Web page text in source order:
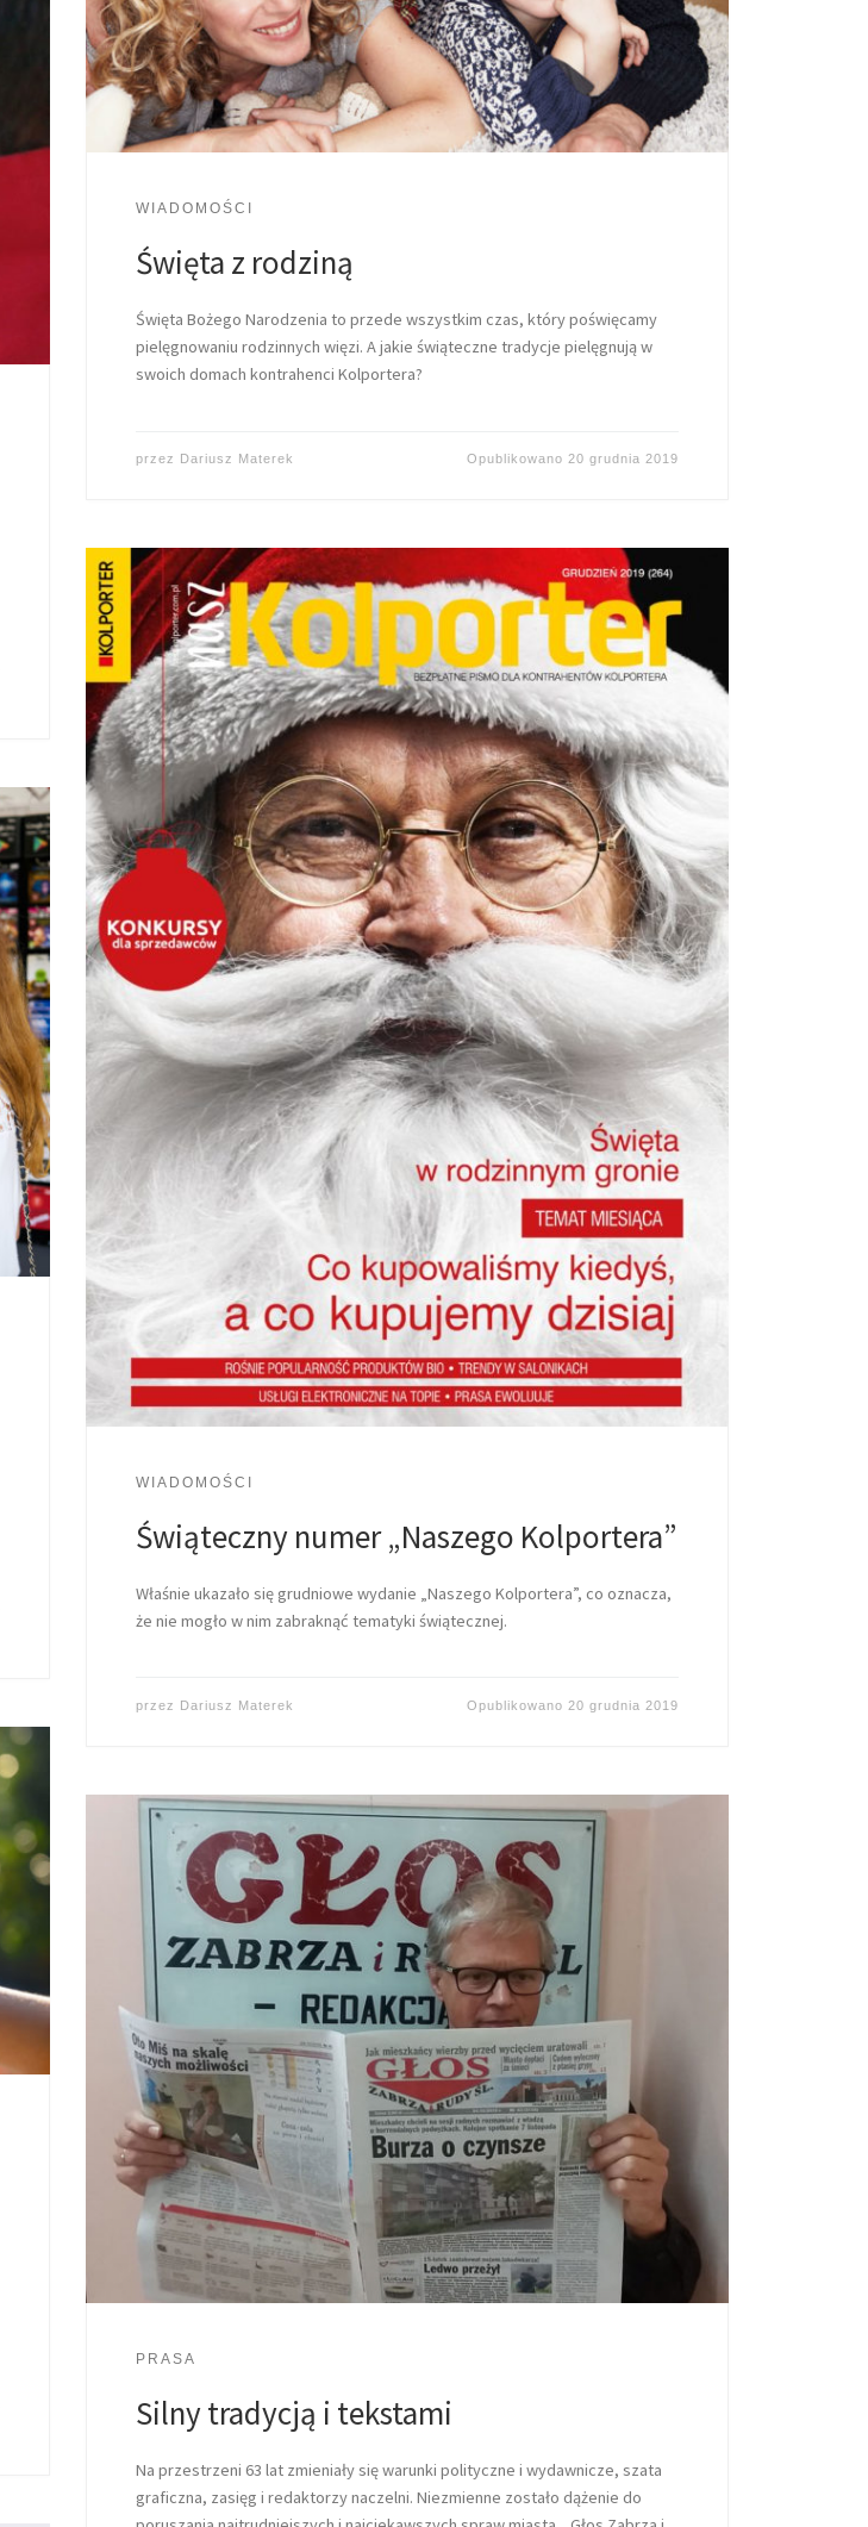
WIADOMOŚCI
Święta z rodziną
Święta Bożego Narodzenia to przede wszystkim czas, który poświęcamy
pielęgnowaniu rodzinnych więzi. A jakie świąteczne tradycje pielęgnują w
swoich domach kontrahenci Kolportera?
przez Dariusz Materek Opublikowano 20 grudnia 2019
WIADOMOŚCI
Świąteczny numer „Naszego Kolportera”
Właśnie ukazało się grudniowe wydanie „Naszego Kolportera”, co oznacza,
że nie mogło w nim zabraknąć tematyki świątecznej.
przez Dariusz Materek Opublikowano 20 grudnia 2019
PRASA
Silny tradycją i tekstami
Na przestrzeni 63 lat zmieniały się warunki polityczne i wydawnicze, szata
graficzna, zasięg i redaktorzy naczelni. Niezmienne zostało dążenie do